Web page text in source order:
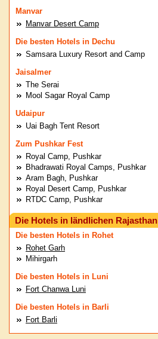
Manvar
Manvar Desert Camp
Die besten Hotels in Dechu
Samsara Luxury Resort and Camp
Jaisalmer
The Serai
Mool Sagar Royal Camp
Udaipur
Uai Bagh Tent Resort
Zum Pushkar Fest
Royal Camp, Pushkar
Bhadrawati Royal Camps, Pushkar
Aram Bagh, Pushkar
Royal Desert Camp, Pushkar
RTDC Camp, Pushkar
Die Hotels in ländlichen Rajasthan
Die besten Hotels in Rohet
Rohet Garh
Mihirgarh
Die besten Hotels in Luni
Fort Chanwa Luni
Die besten Hotels in Barli
Fort Barli